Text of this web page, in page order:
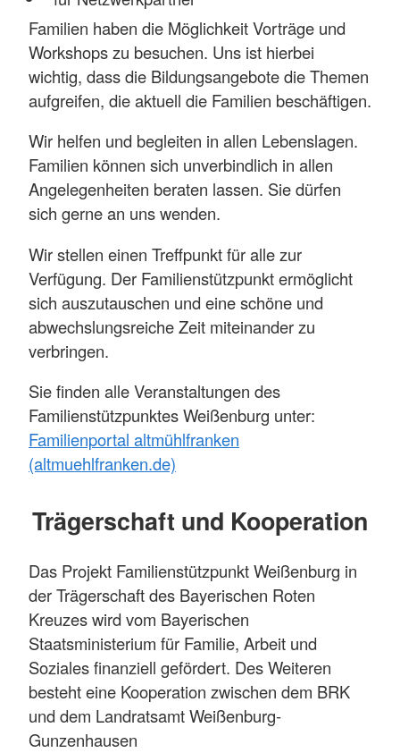
Familien haben die Möglichkeit Vorträge und
Workshops zu besuchen. Uns ist hierbei
wichtig, dass die Bildungsangebote die Themen
aufgreifen, die aktuell die Familien beschäftigen.
Wir helfen und begleiten in allen Lebenslagen.
Familien können sich unverbindlich in allen
Angelegenheiten beraten lassen. Sie dürfen
sich gerne an uns wenden.
Wir stellen einen Treffpunkt für alle zur
Verfügung. Der Familienstützpunkt ermöglicht
sich auszutauschen und eine schöne und
abwechslungsreiche Zeit miteinander zu
verbringen.
Sie finden alle Veranstaltungen des
Familienstützpunktes Weißenburg unter:
Familienportal altmühlfranken
(altmuehlfranken.de)
Trägerschaft und Kooperation
Das Projekt Familienstützpunkt Weißenburg in
der Trägerschaft des Bayerischen Roten
Kreuzes wird vom Bayerischen
Staatsministerium für Familie, Arbeit und
Soziales finanziell gefördert. Des Weiteren
besteht eine Kooperation zwischen dem BRK
und dem Landratsamt Weißenburg-
Gunzenhausen